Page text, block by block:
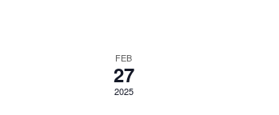
FEB
27
2025